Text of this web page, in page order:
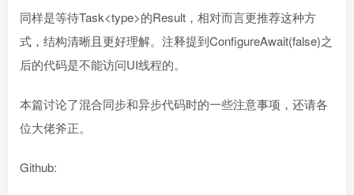
同样是等待Task<type>的Result，相对而言更推荐这种方
式，结构清晰且更好理解。注释提到ConfigureAwait(false)之
后的代码是不能访问UI线程的。
本篇讨论了混合同步和异步代码时的一些注意事项，还请各
位大佬斧正。
Github: